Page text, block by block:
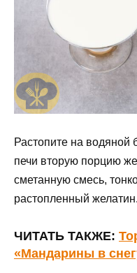
Растопите на водяной
печи вторую порцию
сметанную смесь,
растопленный
ЧИТАТЬ ТАКЖЕ:
«Мандарины в